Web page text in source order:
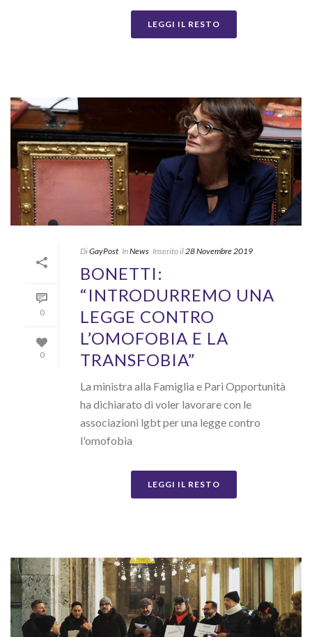
LEGGI IL RESTO
0
0
DiGayPost InNews Inserito il28 Novembre 2019
BONETTI:
“INTRODURREMO UNA
LEGGE CONTRO
L’OMOFOBIA E LA
TRANSFOBIA”
La ministra alla Famiglia e Pari Opportunità
ha dichiarato di voler lavorare con le
associazioni lgbt per una legge contro
l'omofobia
LEGGI IL RESTO